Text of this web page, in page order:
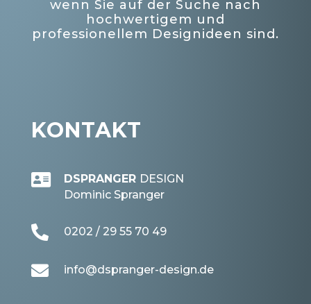
wenn Sie auf der Suche nach
hochwertigem und
professionellem Designideen sind.
KONTAKT
 DSPRANGER DESIGN
Dominic Spranger
 0202 / 29 55 70 49
 info@dspranger-design.de